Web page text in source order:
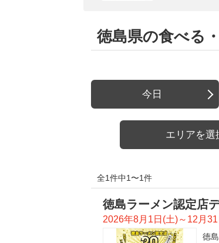
徳島県の食べる
今日
エリアを選
全1件中1〜1件
徳島ラーメン認定店
2026年8月1日(土)～12月
徳